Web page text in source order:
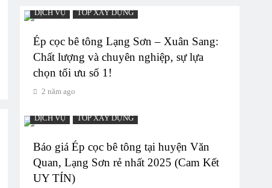
DỊCH VỤ TOP XÂY DỰNG
Ép cọc bê tông Lạng Sơn – Xuân Sang:
Chất lượng và chuyên nghiệp, sự lựa
chọn tối ưu số 1!
2 năm ago
DỊCH VỤ TOP XÂY DỰNG
Báo giá Ép cọc bê tông tại huyện Văn
Quan, Lạng Sơn rẻ nhất 2025 (Cam Kết
UY TÍN)